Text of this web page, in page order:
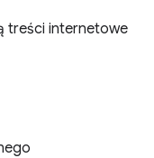
treści internetowe